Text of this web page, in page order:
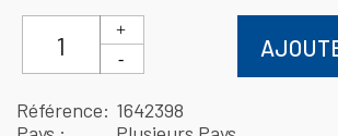
Référence
1642398